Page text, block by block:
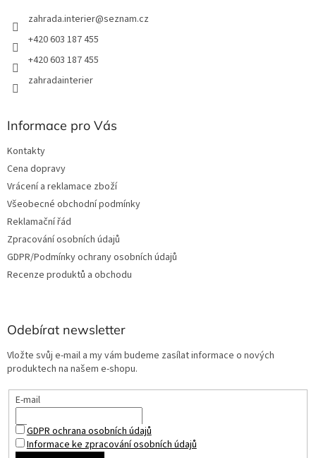
zahrada.interier@seznam.cz
+420 603 187 455
+420 603 187 455
zahradainterier
Informace pro Vás
Kontakty
Cena dopravy
Vrácení a reklamace zboží
Všeobecné obchodní podmínky
Reklamační řád
Zpracování osobních údajů
GDPR/Podmínky ochrany osobních údajů
Recenze produktů a obchodu
Odebírat newsletter
Vložte svůj e-mail a my vám budeme zasílat informace o nových
produktech na našem e-shopu.
E-mail
GDPR ochrana osobních údajů
Informace ke zpracování osobních údajů